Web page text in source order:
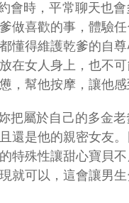
會時，平常聊天也
做喜歡的事，體驗
懂得維護乾爹的自
女人身上，也不
，幫他按摩，讓他感
把屬於自己的多金
還是他的親密女友
特殊性讓甜心寶貝
就可以，這會讓男